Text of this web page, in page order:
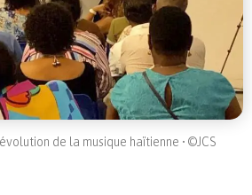
de la musique haïtienne • ©JCS